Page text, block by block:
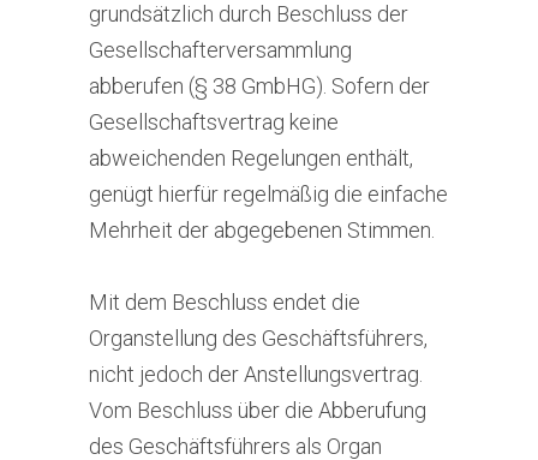
grundsätzlich durch Beschluss der
Gesellschafterversammlung
abberufen (§ 38 GmbHG). Sofern der
Gesellschaftsvertrag keine
abweichenden Regelungen enthält,
genügt hierfür regelmäßig die einfache
Mehrheit der abgegebenen Stimmen.
Mit dem Beschluss endet die
Organstellung des Geschäftsführers,
nicht jedoch der Anstellungsvertrag.
Vom Beschluss über die Abberufung
des Geschäftsführers als Organ